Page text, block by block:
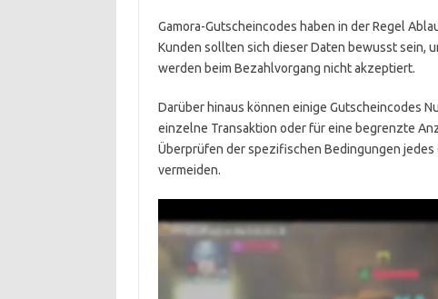
Gamora-Gutscheincodes haben in der Regel
Kunden sollten sich dieser Daten bewusst sein,
werden beim Bezahlvorgang nicht akzeptiert.
Darüber hinaus können einige Gutscheincodes
einzelne Transaktion oder für eine begrenzte
Überprüfen der spezifischen Bedingungen jedes
vermeiden.